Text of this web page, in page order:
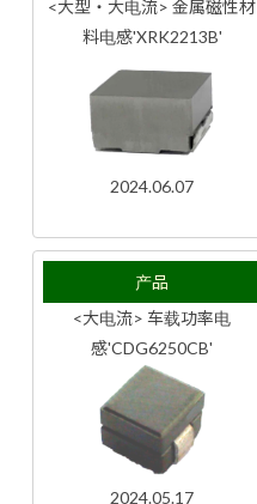
<大型・大电流> 金属磁性材
料电感'XRK2213B'
2024.06.07
产品
<大电流> 车载功率电
感'CDG6250CB'
2024.05.17